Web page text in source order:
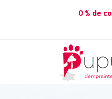
0 % de